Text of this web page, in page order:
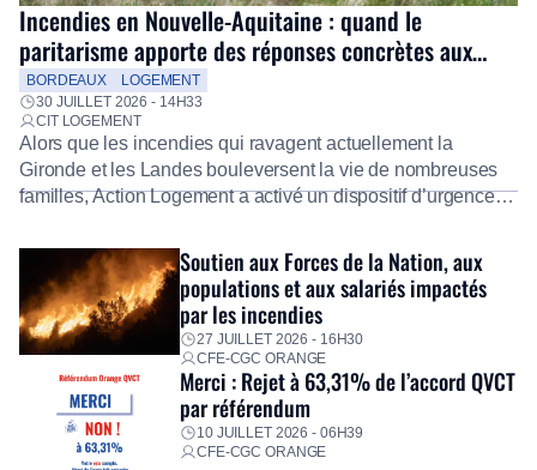
Incendies en Nouvelle-Aquitaine : quand le
paritarisme apporte des réponses concrètes aux
salariés
BORDEAUX
LOGEMENT
30 JUILLET 2026 - 14H33
CIT LOGEMENT
Alors que les incendies qui ravagent actuellement la
Gironde et les Landes bouleversent la vie de nombreuses
familles, Action Logement a activé un dispositif d’urgence
Fidèle à sa mission d’utilité sociale, le Groupe mobilise
immédiatement ses équipes afin de proposer un diagnostic
personnalisé, des aides financières pour faire face aux
premières dépenses, […]
Soutien aux Forces de la Nation, aux
populations et aux salariés impactés
par les incendies
27 JUILLET 2026 - 16H30
CFE-CGC ORANGE
Merci : Rejet à 63,31% de l’accord QVCT
par référendum
10 JUILLET 2026 - 06H39
CFE-CGC ORANGE